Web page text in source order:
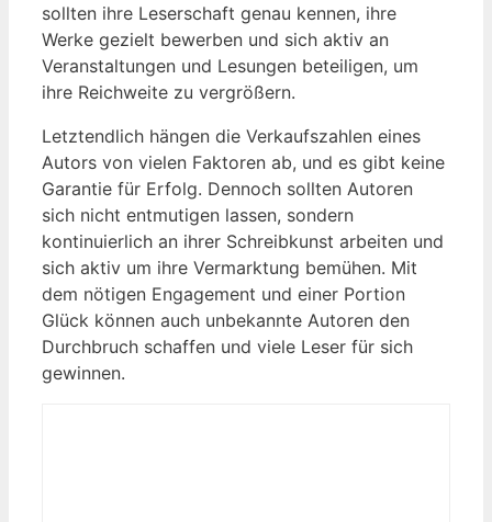
sollten ihre Leserschaft genau kennen, ihre
Werke gezielt bewerben ‍und sich aktiv an
Veranstaltungen und Lesungen beteiligen, um
ihre Reichweite zu vergrößern.
Letztendlich hängen die Verkaufszahlen ⁤eines
Autors von ‌vielen Faktoren ab, und es gibt keine
⁤Garantie für Erfolg. Dennoch sollten Autoren
sich nicht entmutigen lassen, sondern
kontinuierlich an ihrer Schreibkunst⁣ arbeiten und
sich‍ aktiv um ihre Vermarktung bemühen. Mit
dem nötigen Engagement ⁣und einer Portion
Glück können auch unbekannte Autoren⁢ den
Durchbruch schaffen und viele‍ Leser für sich
gewinnen.